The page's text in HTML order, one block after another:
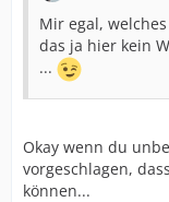
Mir egal,
das ja hier kein
...
Okay wenn du
vorgeschlagen,
können...